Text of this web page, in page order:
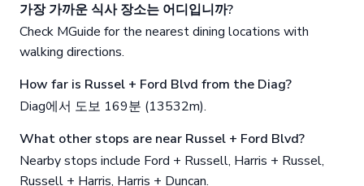
가장 가까운 식사 장소는 어디입니까?
Check MGuide for the nearest dining locations with
walking directions.
How far is Russel + Ford Blvd from the Diag?
Diag에서 도보 169분 (13532m).
What other stops are near Russel + Ford Blvd?
Nearby stops include Ford + Russell, Harris + Russel,
Russell + Harris, Harris + Duncan.